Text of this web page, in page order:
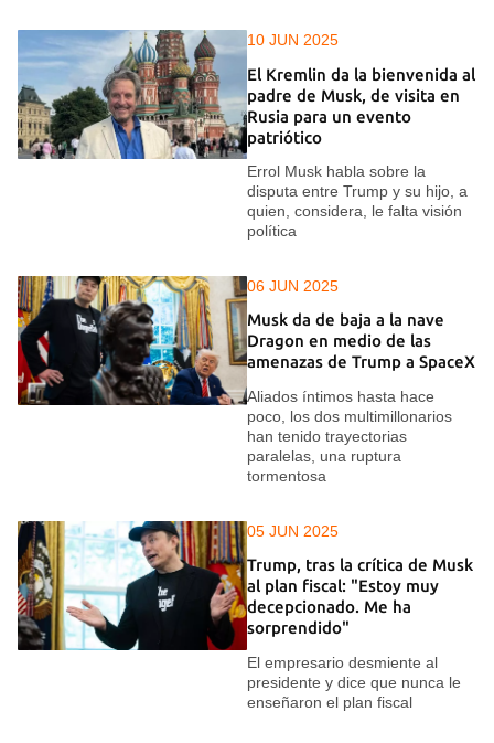
10 JUN 2025
El Kremlin da la bienvenida al
padre de Musk, de visita en
Rusia para un evento
patriótico
Errol Musk habla sobre la
disputa entre Trump y su hijo, a
quien, considera, le falta visión
política
06 JUN 2025
Musk da de baja a la nave
Dragon en medio de las
amenazas de Trump a SpaceX
Aliados íntimos hasta hace
poco, los dos multimillonarios
han tenido trayectorias
paralelas, una ruptura
tormentosa
05 JUN 2025
Trump, tras la crítica de Musk
al plan fiscal: "Estoy muy
decepcionado. Me ha
sorprendido"
El empresario desmiente al
presidente y dice que nunca le
enseñaron el plan fiscal